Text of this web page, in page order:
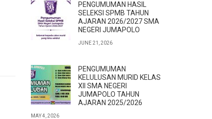
PENGUMUMAN HASIL
SELEKSI SPMB TAHUN
AJARAN 2026/2027 SMA
NEGERI JUMAPOLO
JUNE 21, 2026
PENGUMUMAN
KELULUSAN MURID KELAS
XII SMA NEGERI
JUMAPOLO TAHUN
AJARAN 2025/2026
MAY 4, 2026